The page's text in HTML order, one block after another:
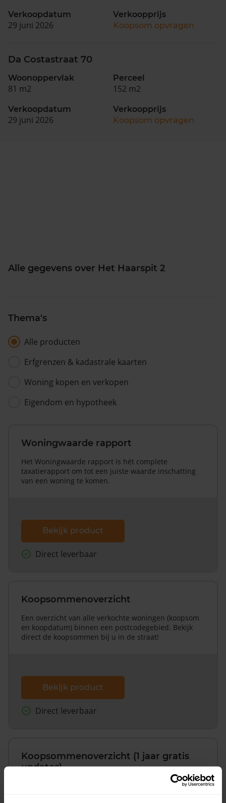
Verkoopdatum
29 juni 2026
Verkoopprijs
Koopsom opvragen
Da Costastraat 70
Woonoppervlak
81 m2
Perceel
152 m2
Verkoopdatum
29 juni 2026
Verkoopprijs
Koopsom opvragen
Alle gegevens over Het Haarspit 2
Thema's
Alle producten
Erfgrenzen & kadastrale kaarten
Woning kopen en verkopen
Eigendom en hypotheek
Woningwaarde rapport
Het Woningwaarde rapport is hét complete
taxatierapport om tot een juiste waarde inschatting
van een woning te komen.
Bekijk product
Direct leverbaar
Koopsommenoverzicht
Een overzicht van alle verkochte woningen (koopsom
en koopdatum) binnen een postcodegebied. Bekijk
direct de koopsommen bij u in de straat!
Bekijk product
Direct leverbaar
Koopsommenoverzicht (1 jaar gratis
updates)